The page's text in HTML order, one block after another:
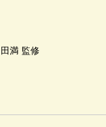
満 監修